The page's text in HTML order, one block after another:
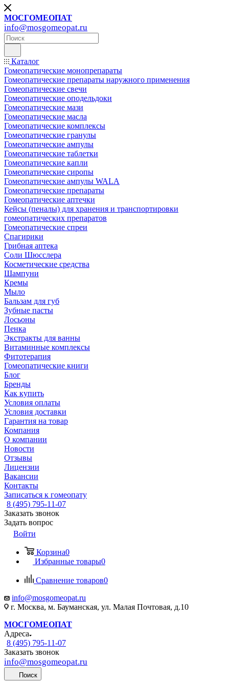
МОСГОМЕОПАТ
info@mosgomeopat.ru
Каталог
Гомеопатические монопрепараты
Гомеопатические препараты наружного применения
Гомеопатические свечи
Гомеопатические оподельдоки
Гомеопатические мази
Гомеопатические масла
Гомеопатические комплексы
Гомеопатические гранулы
Гомеопатические ампулы
Гомеопатические таблетки
Гомеопатические капли
Гомеопатические сиропы
Гомеопатические ампулы WALA
Гомеопатические препараты
Гомеопатические аптечки
Кейсы (пеналы) для хранения и транспортировки
гомеопатических препаратов
Гомеопатические спреи
Спагирики
Грибная аптека
Соли Шюсслера
Косметические средства
Шампуни
Кремы
Мыло
Бальзам для губ
Зубные пасты
Лосьоны
Пенка
Экстракты для ванны
Витаминные комплексы
Фитотерапия
Гомеопатические книги
Блог
Бренды
Как купить
Условия оплаты
Условия доставки
Гарантия на товар
Компания
О компании
Новости
Отзывы
Лицензии
Вакансии
Контакты
Записаться к гомеопату
8 (495) 795-11-07
Заказать звонок
Задать вопрос
Войти
Корзина0
Избранные товары0
Сравнение товаров0
info@mosgomeopat.ru
г. Москва, м. Бауманская, ул. Малая Почтовая, д.10
МОСГОМЕОПАТ
Адреса
8 (495) 795-11-07
Заказать звонок
info@mosgomeopat.ru
Поиск